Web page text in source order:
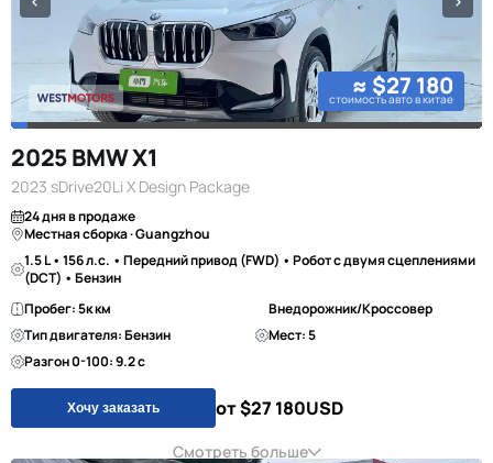
≈ $27 180
стоимость авто в китае
2025 BMW X1
2023 sDrive20Li X Design Package
24 дня в продаже
Местная сборка · Guangzhou
1.5 L • 156 л.с. • Передний привод (FWD) • Робот с двумя сцеплениями
(DCT) • Бензин
Пробег: 5к км
Внедорожник/Кроссовер
Тип двигателя: Бензин
Мест: 5
Разгон 0-100: 9.2 с
Хочу заказать от $27 180USD
Смотреть больше